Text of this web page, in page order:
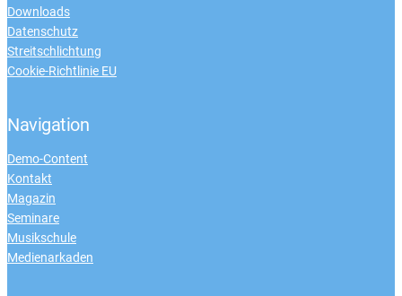
Downloads
Datenschutz
Streitschlichtung
Cookie-Richtlinie EU
Navigation
Demo-Content
Kontakt
Magazin
Seminare
Musikschule
Medienarkaden